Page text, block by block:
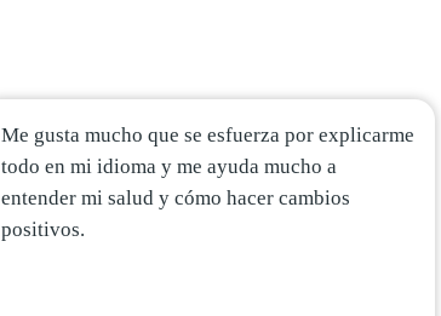
Me gusta mucho que se esfuerza por explicarme
todo en mi idioma y me ayuda mucho a
entender mi salud y cómo hacer cambios
positivos.